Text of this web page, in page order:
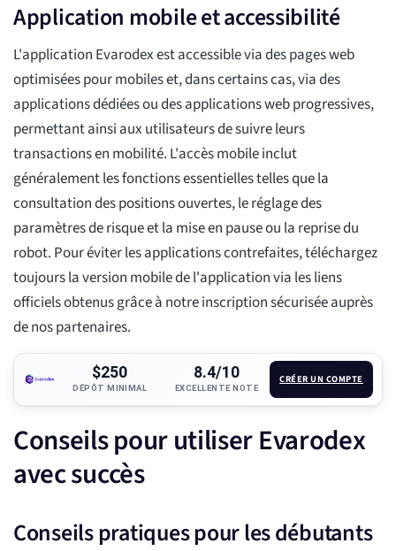
Application mobile et accessibilité
L'application Evarodex est accessible via des pages web
optimisées pour mobiles et, dans certains cas, via des
applications dédiées ou des applications web progressives,
permettant ainsi aux utilisateurs de suivre leurs
transactions en mobilité. L'accès mobile inclut
généralement les fonctions essentielles telles que la
consultation des positions ouvertes, le réglage des
paramètres de risque et la mise en pause ou la reprise du
robot. Pour éviter les applications contrefaites, téléchargez
toujours la version mobile de l'application via les liens
officiels obtenus grâce à notre inscription sécurisée auprès
de nos partenaires.
$250
DÉPÔT MINIMAL
8.4/10
EXCELLENTE NOTE
CRÉER UN COMPTE
Conseils pour utiliser Evarodex
avec succès
Conseils pratiques pour les débutants